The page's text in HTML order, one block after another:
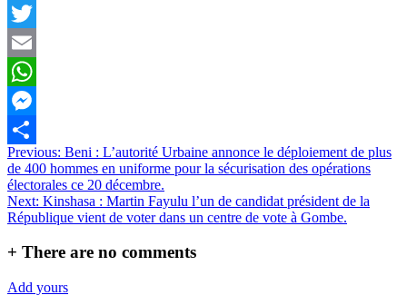
Facebook
Twitter
Email
WhatsApp
Messenger
Partager
Navigation
de
l’article
Previous: Beni : L’autorité Urbaine annonce le déploiement de plus
de 400 hommes en uniforme pour la sécurisation des opérations
électorales ce 20 décembre.
Next: Kinshasa : Martin Fayulu l’un de candidat président de la
République vient de voter dans un centre de vote à Gombe.
+ There are no comments
Add yours